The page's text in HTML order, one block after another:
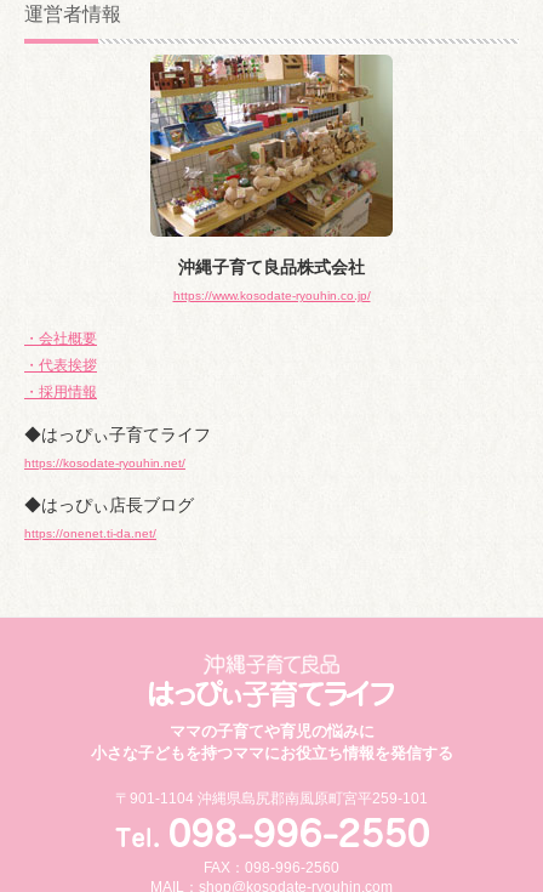
イ
運営者情報
沖縄子育て良品株式会社
https://www.kosodate-ryouhin.co.jp/
・会社概要
・代表挨拶
・採用情報
◆はっぴぃ子育てライフ
https://kosodate-ryouhin.net/
◆はっぴぃ店長ブログ
https://onenet.ti-da.net/
ママの子育てや育児の悩みに
小さな子どもを持つママにお役立ち情報を発信する
〒901-1104 沖縄県島尻郡南風原町宮平259-101
FAX：098-996-2560
MAIL： shop@kosodate-ryouhin.com